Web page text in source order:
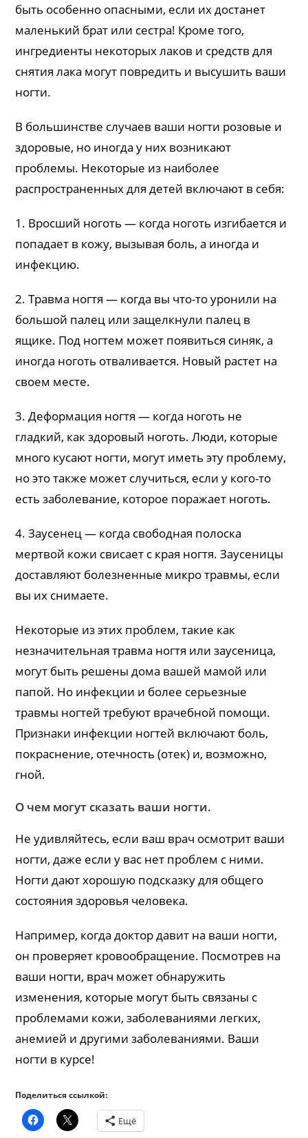
быть особенно опасными, если их достанет
маленький брат или сестра! Кроме того,
ингредиенты некоторых лаков и средств для
снятия лака могут повредить и высушить ваши
ногти.
В большинстве случаев ваши ногти розовые и
здоровые, но иногда у них возникают
проблемы. Некоторые из наиболее
распространенных для детей включают в себя:
1. Вросший ноготь — когда ноготь изгибается и
попадает в кожу, вызывая боль, а иногда и
инфекцию.
2. Травма ногтя — когда вы что-то уронили на
большой палец или защелкнули палец в
ящике. Под ногтем может появиться синяк, а
иногда ноготь отваливается. Новый растет на
своем месте.
3. Деформация ногтя — когда ноготь не
гладкий, как здоровый ноготь. Люди, которые
много кусают ногти, могут иметь эту проблему,
но это также может случиться, если у кого-то
есть заболевание, которое поражает ноготь.
4. Заусенец — когда свободная полоска
мертвой кожи свисает с края ногтя. Заусеницы
доставляют болезненные микро травмы, если
вы их снимаете.
Некоторые из этих проблем, такие как
незначительная травма ногтя или заусеница,
могут быть решены дома вашей мамой или
папой. Но инфекции и более серьезные
травмы ногтей требуют врачебной помощи.
Признаки инфекции ногтей включают боль,
покраснение, отечность (отек) и, возможно,
гной.
О чем могут сказать ваши ногти.
Не удивляйтесь, если ваш врач осмотрит ваши
ногти, даже если у вас нет проблем с ними.
Ногти дают хорошую подсказку для общего
состояния здоровья человека.
Например, когда доктор давит на ваши ногти,
он проверяет кровообращение. Посмотрев на
ваши ногти, врач может обнаружить
изменения, которые могут быть связаны с
проблемами кожи, заболеваниями легких,
анемией и другими заболеваниями. Ваши
ногти в курсе!
Поделиться ссылкой:
Ещё